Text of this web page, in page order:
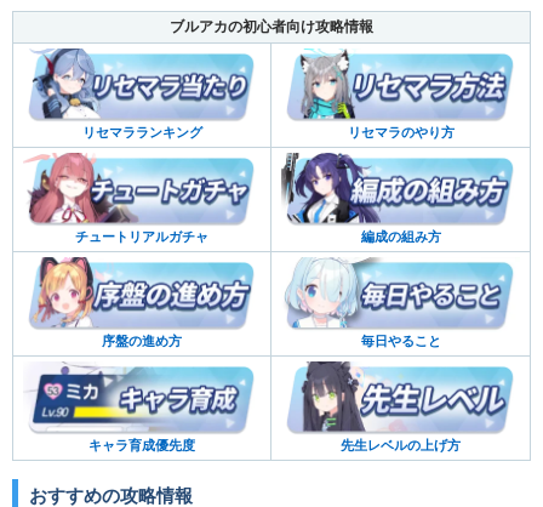
ブルアカの初心者向け攻略情報
リセマラランキング リセマラのやり方
チュートリアルガチャ 編成の組み方
序盤の進め方 毎日やること
キャラ育成優先度 先生レベルの上げ方
おすすめの攻略情報